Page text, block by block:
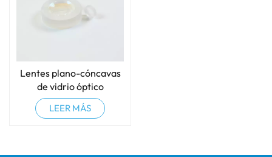
Lentes plano-cóncavas
de vidrio óptico
LEER MÁS